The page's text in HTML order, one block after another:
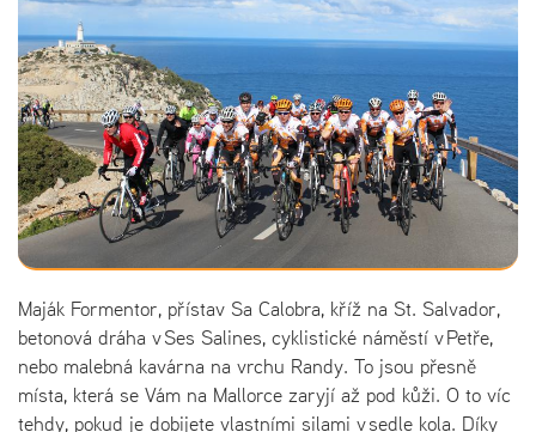
Maják Formentor, přístav Sa Calobra, kříž na St. Salvador,
betonová dráha v Ses Salines, cyklistické náměstí v Petře,
nebo malebná kavárna na vrchu Randy. To jsou přesně
místa, která se Vám na Mallorce zaryjí až pod kůži. O to víc
tehdy, pokud je dobijete vlastními silami v sedle kola. Díky